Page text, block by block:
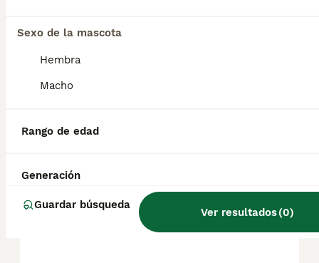
Sexo de la mascota
Hembra
Macho
Rango de edad
Generación
Guardar búsqueda
Ver resultados(0)
Informarse bien y comparar opciones antes
decisión.
ratonero bodeguero
¿Qué diferencia hay entre
ratonero y bodeguero?